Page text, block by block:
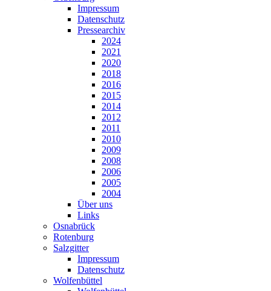
Impressum
Datenschutz
Pressearchiv
2024
2021
2020
2018
2016
2015
2014
2012
2011
2010
2009
2008
2006
2005
2004
Über uns
Links
Osnabrück
Rotenburg
Salzgitter
Impressum
Datenschutz
Wolfenbüttel